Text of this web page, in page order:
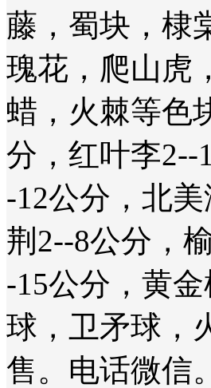
藤，蜀块，棣
瑰花，爬山虎
蜡，火棘等
分，红叶李2--
-12公分，北
荆2--8公分，
-15公分，黄
球，卫矛球，
售。电话微信